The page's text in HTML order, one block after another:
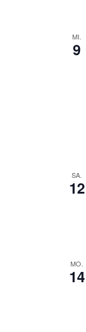
MI.
9
SA.
12
MO.
14